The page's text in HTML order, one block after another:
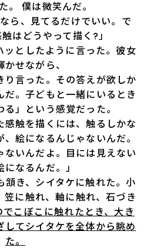
。 僕は微笑んだ。
ら、見てるだけでいい。で
はどうやって描く?」
ッとしたように言った。彼女
せながら、
り言った。その答えが欲しか
だ。子どもと一緒にいるとき
」という感覚だった。
感触を描くには、触るしかな
絵になるんじゃないんだ。
いんだよ。目には見えない
なるんだ。」
頷き、シイタケに触れた。小
笠に触れ、軸に触れ、石づき
こぼこに触れたとき、大き
してシイタケを全体から眺め
た。